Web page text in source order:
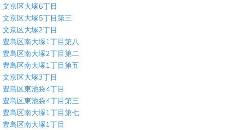
文京区大塚6丁目
文京区大塚5丁目第三
文京区大塚2丁目
豊島区南大塚1丁目第八
豊島区南大塚2丁目第二
豊島区南大塚1丁目第五
文京区大塚3丁目
豊島区東池袋4丁目
豊島区東池袋4丁目第三
豊島区南大塚1丁目第七
豊島区南大塚1丁目